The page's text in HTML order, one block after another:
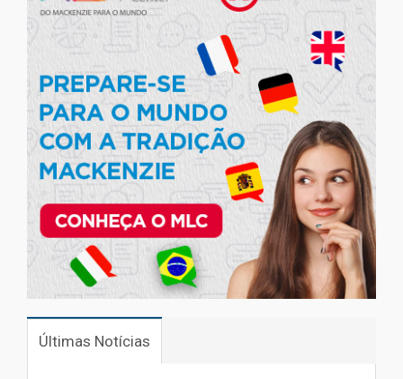
Últimas Notícias